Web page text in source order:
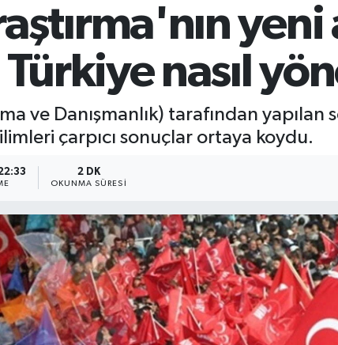
yeni
Türkiye nasıl
ve Danışmanlık) tarafından
çarpıcı sonuçlar ortaya koydu.
2 DK
OKUNMA SÜRESI